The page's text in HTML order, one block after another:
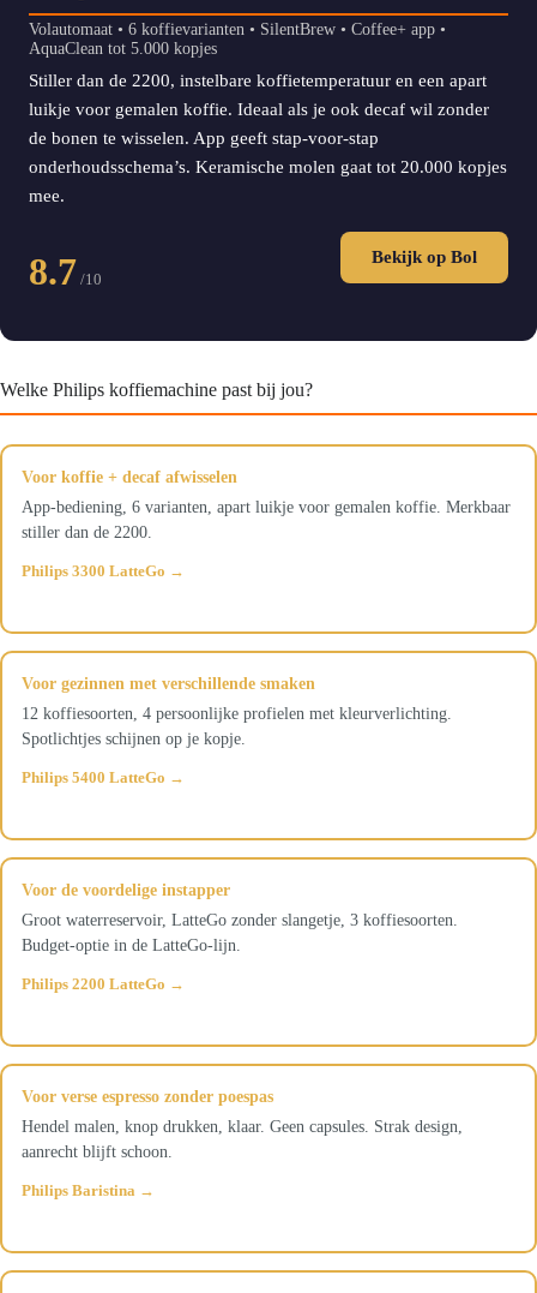
Volautomaat • 6 koffievarianten • SilentBrew • Coffee+ app •
AquaClean tot 5.000 kopjes
Stiller dan de 2200, instelbare koffietemperatuur en een apart
luikje voor gemalen koffie. Ideaal als je ook decaf wil zonder
de bonen te wisselen. App geeft stap-voor-stap
onderhoudsschema’s. Keramische molen gaat tot 20.000 kopjes
mee.
8.7 /10
Bekijk op Bol
Welke Philips koffiemachine past bij jou?
Voor koffie + decaf afwisselen
App-bediening, 6 varianten, apart luikje voor gemalen koffie. Merkbaar
stiller dan de 2200.
Philips 3300 LatteGo →
Voor gezinnen met verschillende smaken
12 koffiesoorten, 4 persoonlijke profielen met kleurverlichting.
Spotlichtjes schijnen op je kopje.
Philips 5400 LatteGo →
Voor de voordelige instapper
Groot waterreservoir, LatteGo zonder slangetje, 3 koffiesoorten.
Budget-optie in de LatteGo-lijn.
Philips 2200 LatteGo →
Voor verse espresso zonder poespas
Hendel malen, knop drukken, klaar. Geen capsules. Strak design,
aanrecht blijft schoon.
Philips Baristina →